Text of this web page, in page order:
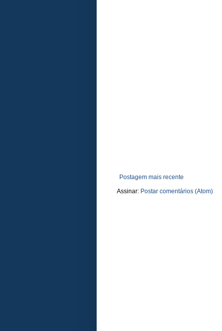
Postagem mais recente
Assinar: Postar comentários (Atom)